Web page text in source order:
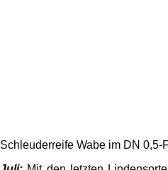
Schleuderreife Wabe im DN